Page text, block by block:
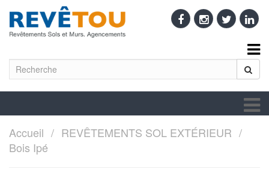
Accueil
REVÊTEMENTS SOL EXTÉRIEUR
Bois Ipé